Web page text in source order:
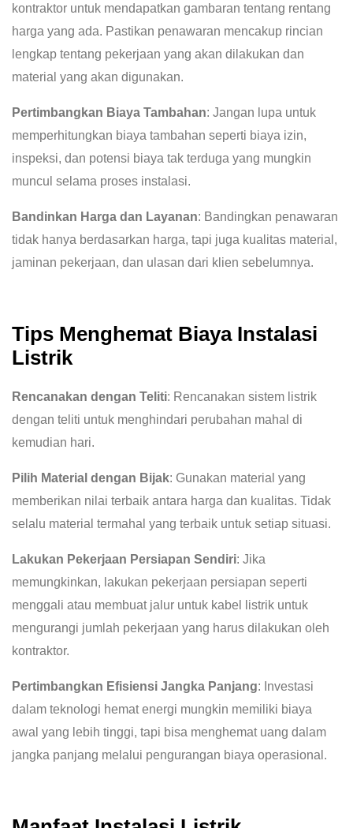
kontraktor untuk mendapatkan gambaran tentang rentang
harga yang ada. Pastikan penawaran mencakup rincian
lengkap tentang pekerjaan yang akan dilakukan dan
material yang akan digunakan.
Pertimbangkan Biaya Tambahan: Jangan lupa untuk
memperhitungkan biaya tambahan seperti biaya izin,
inspeksi, dan potensi biaya tak terduga yang mungkin
muncul selama proses instalasi.
Bandinkan Harga dan Layanan: Bandingkan penawaran
tidak hanya berdasarkan harga, tapi juga kualitas material,
jaminan pekerjaan, dan ulasan dari klien sebelumnya.
Tips Menghemat Biaya Instalasi
Listrik
Rencanakan dengan Teliti: Rencanakan sistem listrik
dengan teliti untuk menghindari perubahan mahal di
kemudian hari.
Pilih Material dengan Bijak: Gunakan material yang
memberikan nilai terbaik antara harga dan kualitas. Tidak
selalu material termahal yang terbaik untuk setiap situasi.
Lakukan Pekerjaan Persiapan Sendiri: Jika
memungkinkan, lakukan pekerjaan persiapan seperti
menggali atau membuat jalur untuk kabel listrik untuk
mengurangi jumlah pekerjaan yang harus dilakukan oleh
kontraktor.
Pertimbangkan Efisiensi Jangka Panjang: Investasi
dalam teknologi hemat energi mungkin memiliki biaya
awal yang lebih tinggi, tapi bisa menghemat uang dalam
jangka panjang melalui pengurangan biaya operasional.